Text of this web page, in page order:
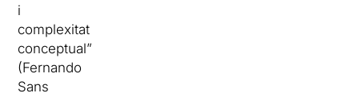
i
complexitat
conceptual”
(Fernando
Sans